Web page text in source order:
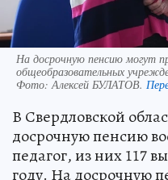
На досрочную пенсию могут
общеобразовательных
Фото: Алексей БУЛАТОВ.
В Свердловской
досрочную пенсию
педагог, из них 117
году. На досрочную